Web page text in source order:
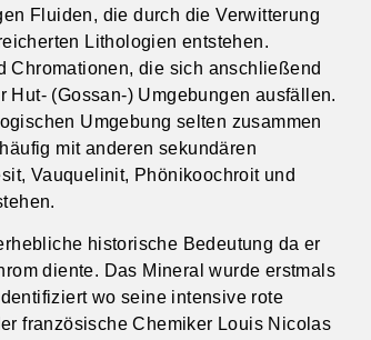
Fluiden, die durch die Verwitterung
Lithologien entstehen.
Chromationen, die sich anschließend
(Gossan-) Umgebungen ausfällen.
Umgebung selten zusammen
mit anderen sekundären
Vauquelinit, Phönikoochroit und
historische Bedeutung da er
diente. Das Mineral wurde erstmals
wo seine intensive rote
französische Chemiker Louis Nicolas